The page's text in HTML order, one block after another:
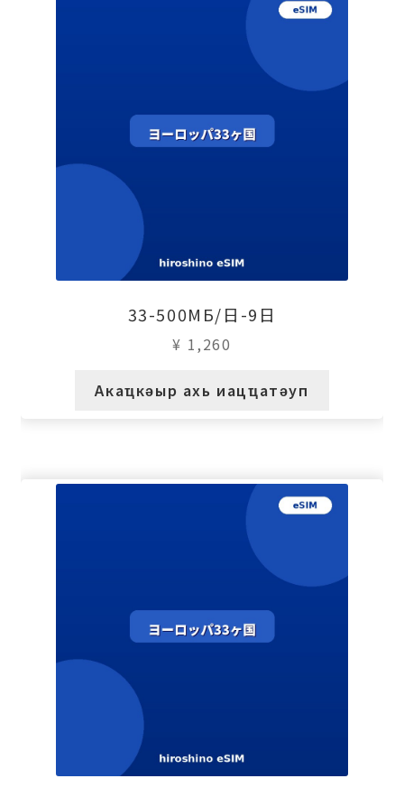
33-500МБ/日-9日
¥ 1,260
Акаҵкәыр ахь иацҵатәуп